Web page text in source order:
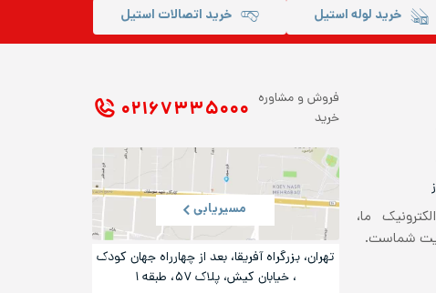
خرید لوله استیل خرید اتصالات استیل
ما،
شماست.
فروش و مشاوره
خرید
۰۲۱ ۶۷۳۳۵۰۰۰
مسیریابی
تهران، بزرگراه آفریقا، بعد از چهارراه جهان کودک
، خیابان کیش، پلاک ۵۷، طبقه ۱